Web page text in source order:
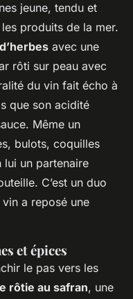
jeune, tendu et
produits de la mer.
avec une
rôti sur peau avec
du vin fait écho à
que son acidité
Même un
bulots, coquilles
lui un partenaire
C’est un duo
a reposé une
et épices
le pas vers les
rôtie au safran, une